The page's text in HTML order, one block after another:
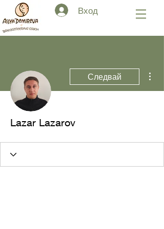
Вход
Следвай
Lazar Lazarov